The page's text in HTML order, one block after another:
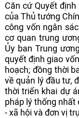
Căn cứ Quyết
của Thủ tướng
công vốn ngân
cơ quan trung
Ủy ban Trung
quyết định giao
hoạch; đồng thời
về quản lý đầu tư,
thời triển khai dự
pháp lý thống nhất
- xã hội và đơn vị